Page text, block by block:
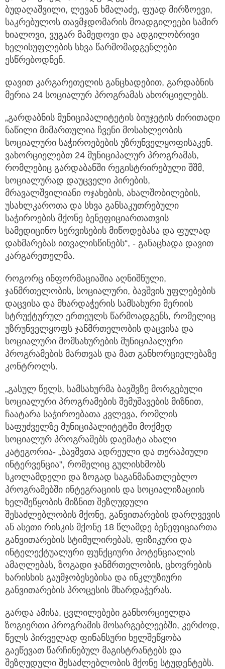
ბუდაღაშვილი, ლევან ხმალაძე, ფუად მირზოევი,
საკრებულოს თავმჯდომარის მოადგილეები სამირ
ხიალოვი, ვუგარ მამედოვი და ადგილობრივი
ხელისუფლების სხვა წარმომადგენლები
ესწრებოდნენ.
დავით კარგარეთელის განცხადებით, გარდაბნის
მერია 24 სოციალურ პროგრამას ახორციელებს.
„გარდაბნის მუნიციპალიტეტის ბიუჯეტის ძირითადი
ნაწილი მიმართულია ჩვენი მოსახლეობის
სოციალური საჭიროებების უზრუნველყოფისაკენ.
ვახორციელებთ 24 მუნიციპალურ პროგრამას,
რომლებიც გარდაბანში რეგისტრირებული შშმ,
სოციალურად დაუცველი პირების,
მრავალშვილიანი ოჯახების, ახალშობილების,
უსახლკაროთა და სხვა განსაკუთრებული
საჭიროების მქონე ბენეფიციართათვის
სამედიცინო სერვისების მიწოდებასა და ფულად
დახმარებას ითვალისწინებს“, - განაცხადა დავით
კარგარეთელმა.
როგორც ინფორმაციაშია აღნიშნული,
ჯანმრთელობის, სოციალური, ბავშვის უფლებების
დაცვისა და მხარდაჭერის სამსახური მერიის
სტრუქტურულ ერთეულს წარმოადგენს, რომელიც
უზრუნველყოფს ჯანმრთელობის დაცვისა და
სოციალური მომსახურების მუნიციპალური
პროგრამების მართვას და მათ განხორციელებაზე
კონტროლს.
„გასულ წელს, სამსახურმა ბავშვზე მორგებული
სოციალური პროგრამების შემუშავების მიზნით,
ჩაატარა საჭიროებათა კვლევა, რომლის
საფუძველზე მუნიციპალიტეტში მოქმედ
სოციალურ პროგრამებს დაემატა ახალი
კატეგორია- „ბავშვთა ადრეული და თერაპიული
ინტერვენცია", რომელიც გულისხმობს
სკოლამდელი და ზოგად საგანმანათლებლო
პროგრამებში ინტეგრაციის და სოციალიზაციის
ხელშეწყობის მიზნით შეზღუდული
შესაძლებლობის მქონე, განვითარების დარღვევის
ან ასეთი რისკის მქონე 18 წლამდე ბენეფიციართა
განვითარების სტიმულირებას, ფიზიკური და
ინტელექტუალური ფუნქციური პოტენციალის
ამაღლებას, ზოგადი ჯანმრთელობის, ცხოვრების
ხარისხის გაუმჯობესებისა და ინკლუზიური
განვითარების პროცესის მხარდაჭერას.
გარდა ამისა, ცვლილებები განხორციელდა
ზოგიერთი პროგრამის მოსარგებლეებში, კერძოდ,
წელს პირველად ფინანსური ხელშეწყობა
გაეწევათ წარჩინებულ მაგისტრანტებს და
შეზღუდული შესაძლებლობის მქონე სტუდენტებს.